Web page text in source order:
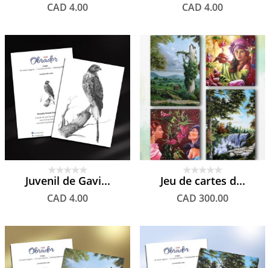
CAD 4.00 CAD 4.00
Juvenil de Gavi...
CAD 4.00
Jeu de cartes d...
CAD 300.00